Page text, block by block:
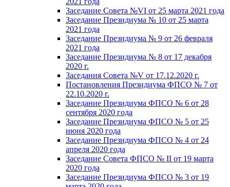
Заседание Совета №VI от 25 марта 2021 года
Заседание Президиума № 10 от 25 марта
2021 года
Заседание Президиума № 9 от 26 февраля
2021 года
Заседание Президиума № 8 от 17 декабря
2020 г.
Заседания Совета №V от 17.12.2020 г.
Постановления Президиума ФПСО № 7 от
22.10.2020 г.
Заседание Президиума ФПСО № 6 от 28
сентября 2020 года
Заседание Президиума ФПСО № 5 от 25
июня 2020 года
Заседание Президиума ФПСО № 4 от 24
апреля 2020 года
Заседание Совета ФПСО № II от 19 марта
2020 года
Заседание Президиума ФПСО № 3 от 19